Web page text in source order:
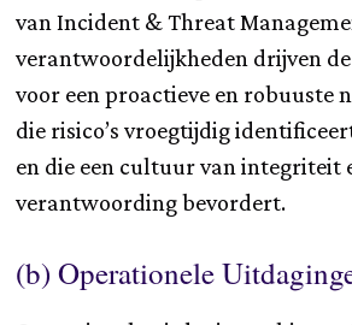
van Incident & Threat
verantwoordelijkheden drijven
voor een proactieve en robuuste
die risico’s vroegtijdig
en die een cultuur van integriteit
verantwoording bevordert.
(b) Operationele